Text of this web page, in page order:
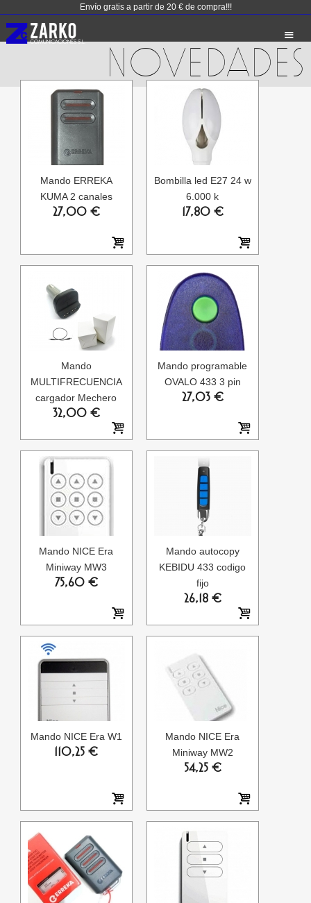
Envío gratis a partir de 20 € de compra!!!
NOVEDADES
Mando ERREKA
KUMA 2 canales
27,00 €
Bombilla led E27 24 w
6.000 k
17,80 €
Mando
MULTIFRECUENCIA
cargador Mechero
32,00 €
Mando programable
OVALO 433 3 pin
27,03 €
Mando NICE Era
Miniway MW3
75,60 €
Mando autocopy
KEBIDU 433 codigo
fijo
26,18 €
Mando NICE Era W1
110,25 €
Mando NICE Era
Miniway MW2
54,25 €